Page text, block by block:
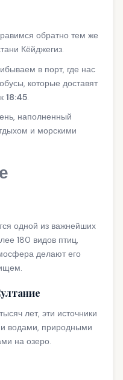
обратно тем же
Кёйджегиз.
в порт, где нас
которые доставят
18:45
наполненный
и морскими
одной из важнейших
180 видов птиц,
делают его
лет, эти источники
водами, природными
на озеро.